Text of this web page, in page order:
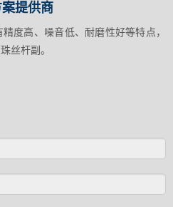
提供商
度高、噪音低、耐磨性好等特点，
丝杆副。